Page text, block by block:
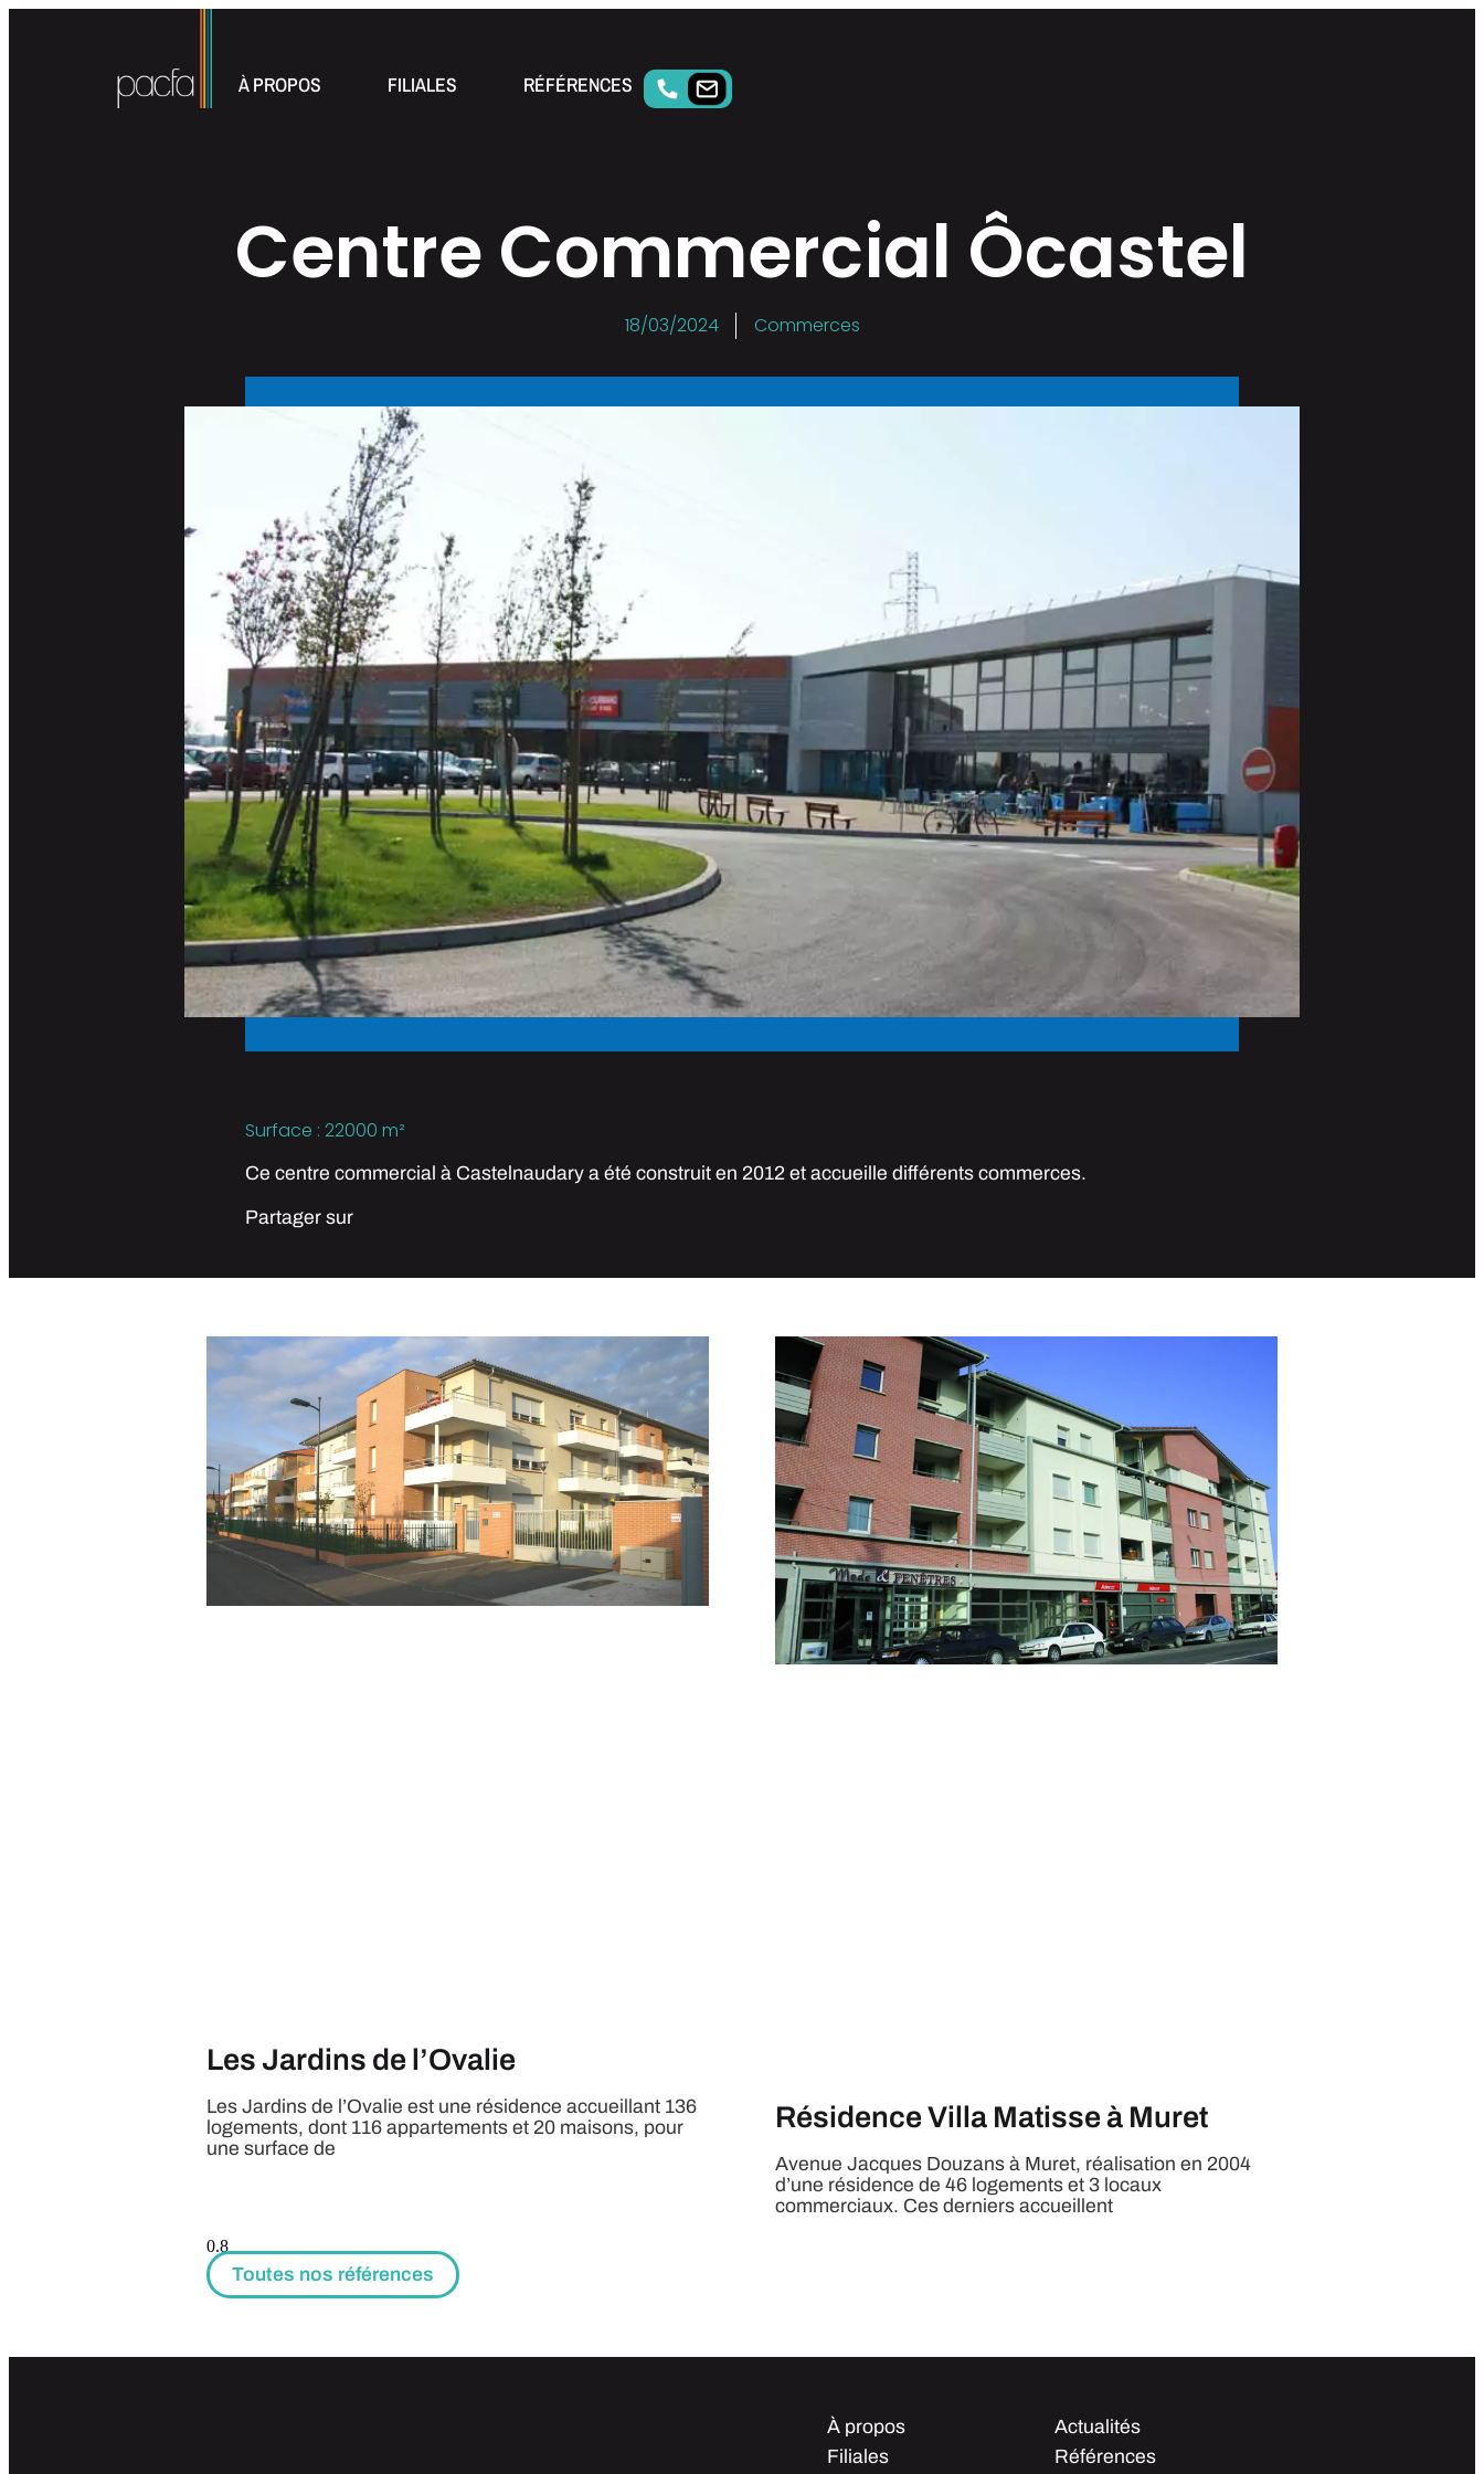
À PROPOS FILIALES RÉFÉRENCES
Centre Commercial Ôcastel
18/03/2024 Commerces
Surface : 22000 m²
Ce centre commercial à Castelnaudary a été construit en 2012 et accueille différents commerces.
Partager sur
Les Jardins de l’Ovalie
Les Jardins de l’Ovalie est une résidence accueillant 136
logements, dont 116 appartements et 20 maisons, pour
une surface de
Résidence Villa Matisse à Muret
Avenue Jacques Douzans à Muret, réalisation en 2004
d’une résidence de 46 logements et 3 locaux
commerciaux. Ces derniers accueillent
Toutes nos références
À propos
Filiales
Actualités
Références